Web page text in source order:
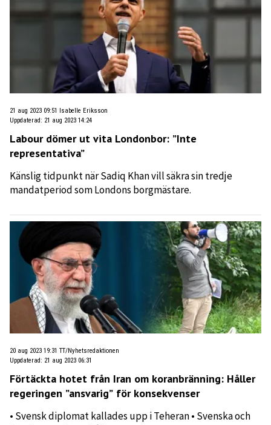
21 aug 2023 09:51 Isabelle Eriksson
Uppdaterad: 21 aug 2023 14:24
Labour dömer ut vita Londonbor: ”Inte
representativa”
Känslig tidpunkt när Sadiq Khan vill säkra sin tredje
mandatperiod som Londons borgmästare.
20 aug 2023 19:31 TT/Nyhetsredaktionen
Uppdaterad: 21 aug 2023 06:31
Förtäckta hotet från Iran om koranbränning: Håller
regeringen ”ansvarig” för konsekvenser
• Svensk diplomat kallades upp i Teheran • Svenska och